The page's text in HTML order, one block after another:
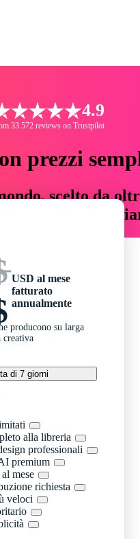
4.9
33.572 reviews on Trustpilot
prezzi
scelto da
fanno
USD al mese
fatturato
annualmente
producono su larga
creativa
di 7 giorni
alla libreria
professionali
premium
mese
richiesta
veloci